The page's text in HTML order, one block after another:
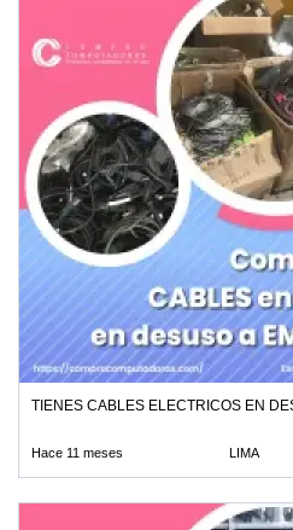
TIENES CABLES ELECTRICOS EN
Hace 11 meses LIMA